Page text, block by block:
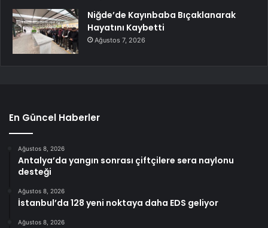
Niğde’de Kayınbaba Bıçaklanarak
Hayatını Kaybetti
Ağustos 7, 2026
En Güncel Haberler
Ağustos 8, 2026
Antalya’da yangın sonrası çiftçilere sera naylonu
desteği
Ağustos 8, 2026
İstanbul’da 128 yeni noktaya daha EDS geliyor
Ağustos 8, 2026